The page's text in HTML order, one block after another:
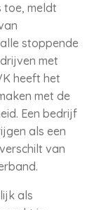
toe, meldt
stoppende
met
heeft het
met de
Een bedrijf
als een
van
als